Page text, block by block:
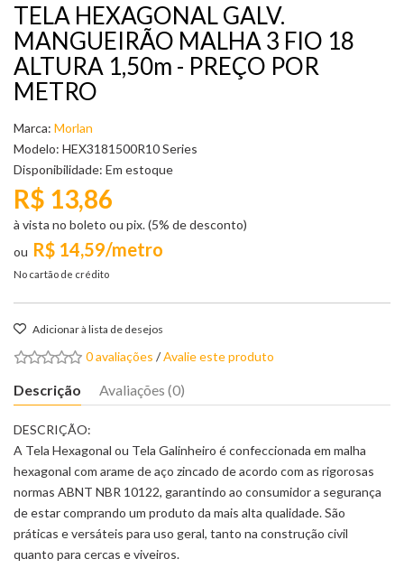
TELA HEXAGONAL GALV.
MANGUEIRÃO MALHA 3 FIO 18
ALTURA 1,50m - PREÇO POR
METRO
Marca: Morlan
Modelo: HEX3181500R10 Series
Disponibilidade: Em estoque
R$ 14,59/metro
No cartão de crédito
R$ 13,86
à vista no boleto ou pix. (5% de desconto)
Adicionar à lista de desejos
0 avaliações /Avalie este produto
Descrição Avaliações (0)
DESCRIÇÃO:
A Tela Hexagonal ou Tela Galinheiro é confeccionada em malha
hexagonal com arame de aço zincado de acordo com as rigorosas
normas ABNT NBR 10122, garantindo ao consumidor a segurança
de estar comprando um produto da mais alta qualidade. São
práticas e versáteis para uso geral, tanto na construção civil
quanto para cercas e viveiros.